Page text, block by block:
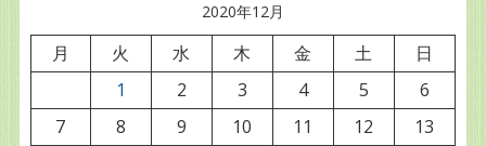
2020年12月
月 火 水 木 金 土
日
1
2 3 4 5
6
7
8 9 10 11 12
13